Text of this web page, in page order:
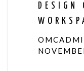
DESIGN